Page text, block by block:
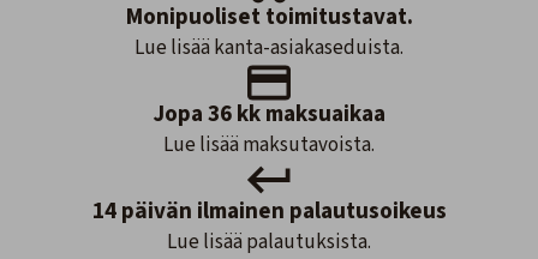
Monipuoliset toimitustavat.
Lue lisää kanta-asiakaseduista.
Jopa 36 kk maksuaikaa
Lue lisää maksutavoista.
14 päivän ilmainen palautusoikeus
Lue lisää palautuksista.